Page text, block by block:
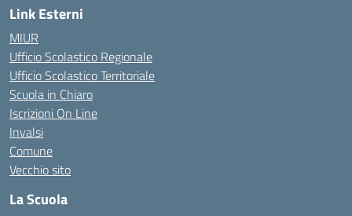
Link Esterni
MIUR
Ufficio Scolastico Regionale
Ufficio Scolastico Territoriale
Scuola in Chiaro
Iscrizioni On Line
Invalsi
Comune
Vecchio sito
La Scuola